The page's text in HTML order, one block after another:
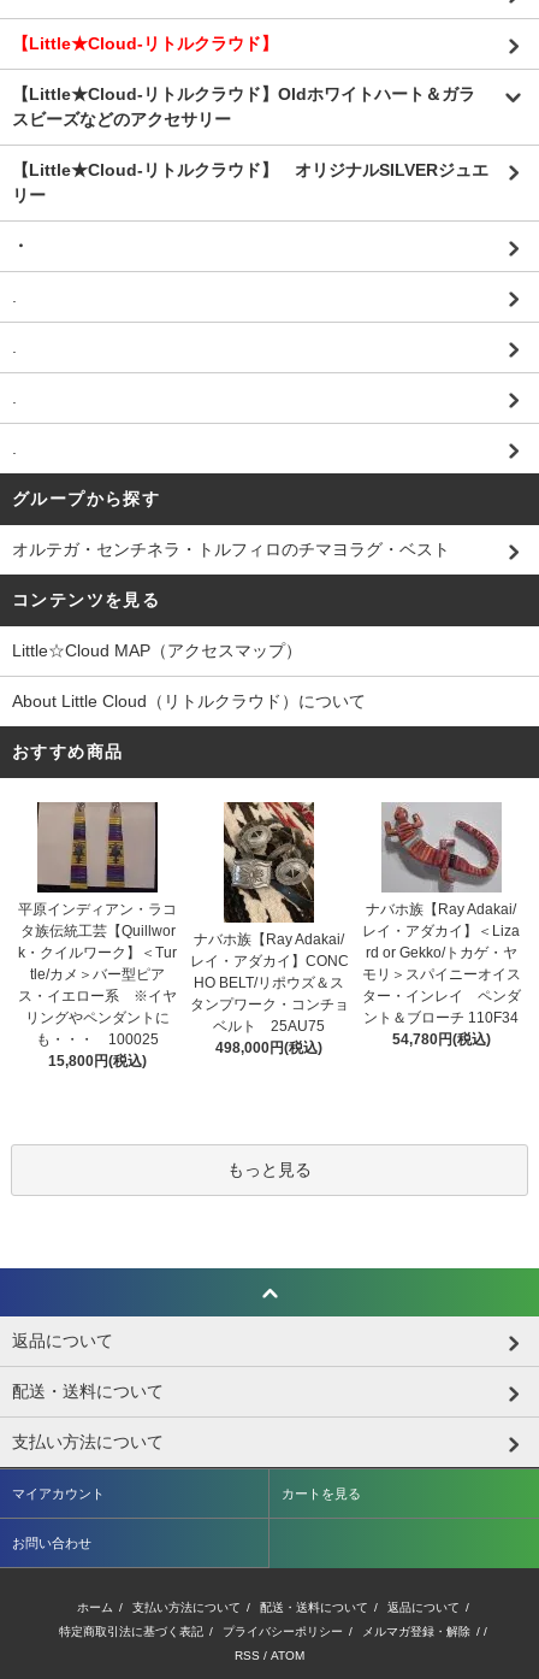
【Little★Cloud-リトルクラウド】
【Little★Cloud-リトルクラウド】Oldホワイトハート＆ガラ
スビーズなどのアクセサリー
【Little★Cloud-リトルクラウド】 オリジナルSILVERジュエ
リー
・
グループから探す
オルテガ・センチネラ・トルフィロのチマヨラグ・ベスト
コンテンツを見る
Little☆Cloud MAP（アクセスマップ）
About Little Cloud（リトルクラウド）について
おすすめ商品
平原インディアン・ラコ
タ族伝統工芸【Quillwor
k・クイルワーク】＜Tur
tle/カメ＞バー型ピア
ス・イエロー系 ※イヤ
リングやペンダントに
も・・・ 100025
15,800円(税込)
ナバホ族【Ray Adakai/
レイ・アダカイ】CONC
HO BELT/リポウズ＆ス
タンプワーク・コンチョ
ベルト 25AU75
498,000円(税込)
ナバホ族【Ray Adakai/
レイ・アダカイ】＜Liza
rd or Gekko/トカゲ・ヤ
モリ＞スパイニーオイス
ター・インレイ ペンダ
ント＆ブローチ 110F34
54,780円(税込)
もっと見る
返品について
配送・送料について
支払い方法について
マイアカウント カートを見る
お問い合わせ
ホーム / 支払い方法について / 配送・送料について / 返品について /
特定商取引法に基づく表記 / プライバシーポリシー / メルマガ登録・解除 / /
RSS / ATOM